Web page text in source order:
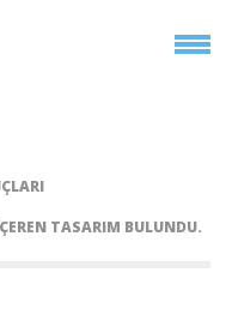
TASARIM BULUNDU.